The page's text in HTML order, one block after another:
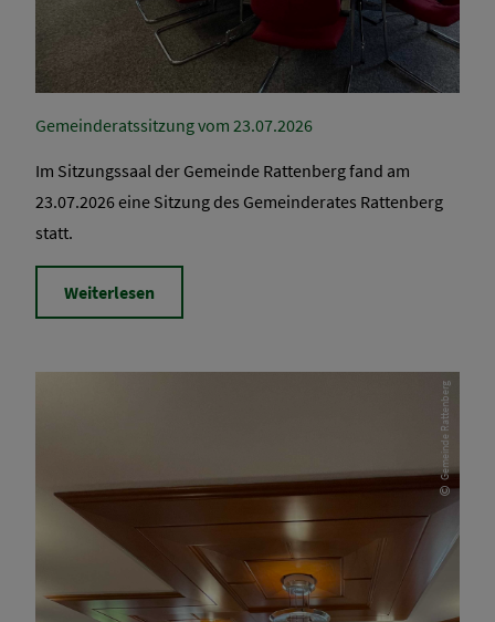
Gemeinderatssitzung vom 23.07.2026
Im Sitzungssaal der Gemeinde Rattenberg fand am
23.07.2026 eine Sitzung des Gemeinderates Rattenberg
statt.
Weiterlesen
Gemeinde Rattenberg